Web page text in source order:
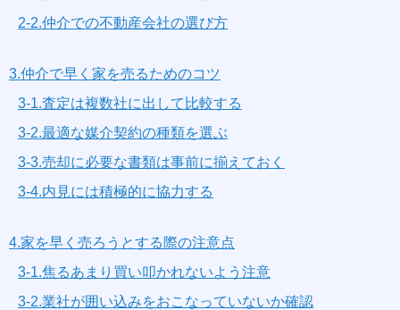
2-2.仲介での不動産会社の選び方
3.仲介で早く家を売るためのコツ
3-1.査定は複数社に出して比較する
3-2.最適な媒介契約の種類を選ぶ
3-3.売却に必要な書類は事前に揃えておく
3-4.内見には積極的に協力する
4.家を早く売ろうとする際の注意点
3-1.焦るあまり買い叩かれないよう注意
3-2.業社が囲い込みをおこなっていないか確認